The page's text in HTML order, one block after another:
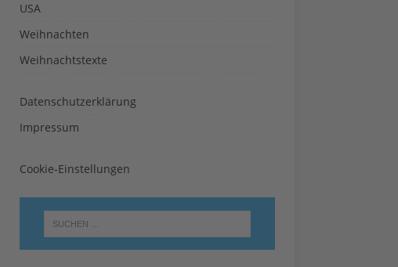
USA
Weihnachten
Weihnachtstexte
Datenschutzerklärung
Impressum
Cookie-Einstellungen